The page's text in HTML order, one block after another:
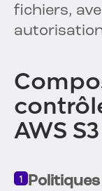
fichiers,
AWS S3